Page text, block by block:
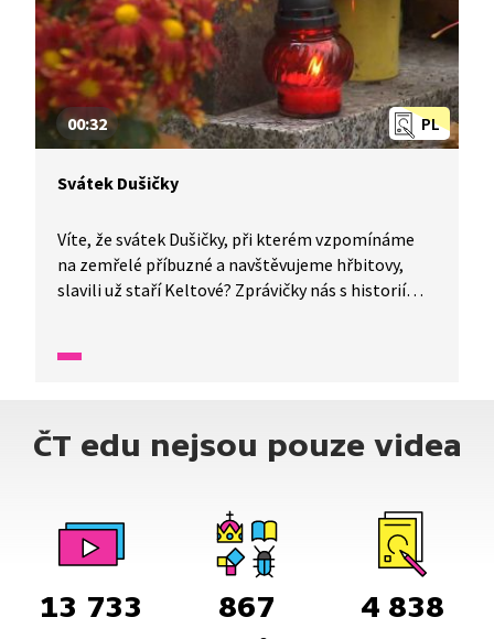
PL
00:32
Svátek Dušičky
Víte, že svátek Dušičky, při kterém vzpomínáme
na zemřelé příbuzné a navštěvujeme hřbitovy,
slavili už staří Keltové? Zprávičky nás s historií
ČT edu nejsou pouze videa
13 733 867 4 838